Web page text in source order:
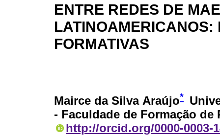
ENTRE REDES DE
FORMATIVAS
Mairce da Silva Araújo*
- Faculdade de Formação de
http://orcid.org/0000-0003-